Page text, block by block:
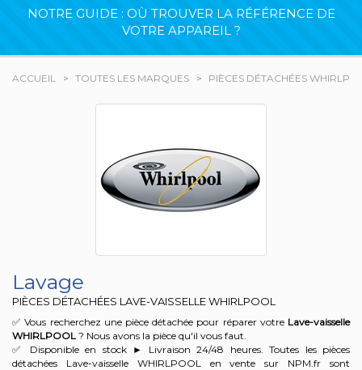
NOTRE GUIDE : OÙ TROUVER LA RÉFÉRENCE DE
VOTRE APPAREIL ?
ACCUEIL TOUTES LES MARQUES PIÈCES DÉTACHÉES
Lavage
PIÈCES DÉTACHÉES LAVE-VAISSELLE WHIRLPOOL
✅ Vous recherchez une pièce détachée pour réparer votre Lave-vaisselle
WHIRLPOOL? Nous avons la pièce qu'il vous faut.
✅ Disponible en stock ► Livraison 24/48 heures. Toutes les pièces
détachées Lave-vaisselle WHIRLPOOL en vente sur NPM.fr sont